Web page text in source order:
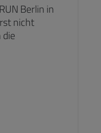
Berlin in
nicht